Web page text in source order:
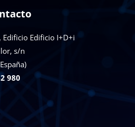
Edificio Edificio I+D+i
s/n
980